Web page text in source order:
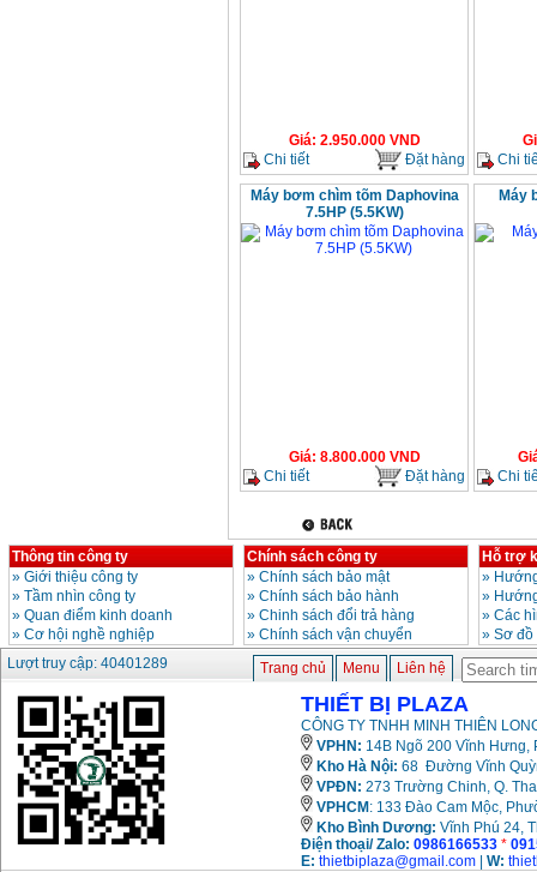
Giá: 2.950.000VND
Chi tiết
Đặt hàng
Chi
Máy bơm chìm tõm Daphovina
7.5HP (5.5KW)
Giá: 8.800.000VND
Chi tiết
Đặt hàng
Máy
Chi
Thông tin công ty
» Giới thiệu công ty
» Tầm nhìn công ty
» Quan điểm kinh doanh
» Cơ hội nghề nghiệp
Chính sách công ty
» Chính sách bảo mật
» Chính sách bảo hành
» Chinh sách đổi trả hàng
» Chính sách vận chuyển
Hỗ trợ
»
»
» Các
» Sơ
Lượt truy cập: 40401289
Trang chủ Menu Liên hệ
THIẾT BỊ PLAZA
CÔNG TY TNHH MINH THIÊN
VPHN: 14B Ngõ 200 Vĩnh Hưng,
Kho Hà Nội: 68 Đường Vĩnh
VPĐN: 273 Trường Chinh, Q.
VPHCM : 133 Đào Cam Mộc,
Kho Bình Dương: Vĩnh Phú 24,
Điện thoại/ Zalo: 0986166533 *
E: thietbiplaza@gmail.com W: